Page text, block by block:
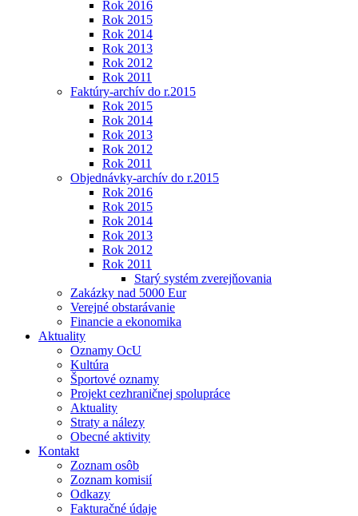
Rok 2016
Rok 2015
Rok 2014
Rok 2013
Rok 2012
Rok 2011
Faktúry-archív do r.2015
Rok 2015
Rok 2014
Rok 2013
Rok 2012
Rok 2011
Objednávky-archív do r.2015
Rok 2016
Rok 2015
Rok 2014
Rok 2013
Rok 2012
Rok 2011
Starý systém zverejňovania
Zakázky nad 5000 Eur
Verejné obstarávanie
Financie a ekonomika
Aktuality
Oznamy OcU
Kultúra
Športové oznamy
Projekt cezhraničnej spolupráce
Aktuality
Straty a nálezy
Obecné aktivity
Kontakt
Zoznam osôb
Zoznam komisií
Odkazy
Fakturačné údaje